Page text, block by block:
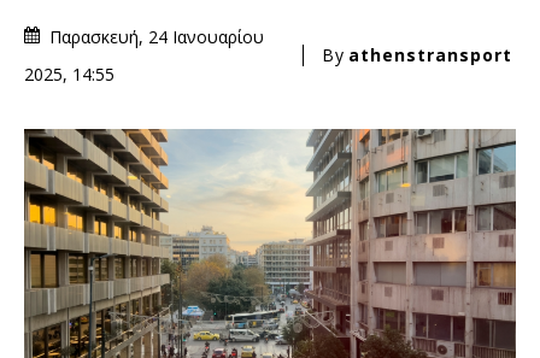
Παρασκευή, 24 Ιανουαρίου
2025, 14:55
By athenstransport